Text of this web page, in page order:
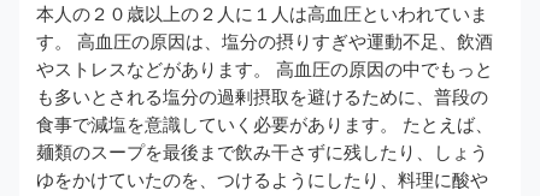
本人の２０歳以上の２人に１人は高血圧といわれていま
す。 高血圧の原因は、塩分の摂りすぎや運動不足、飲酒
やストレスなどがあります。 高血圧の原因の中でもっと
も多いとされる塩分の過剰摂取を避けるために、普段の
食事で減塩を意識していく必要があります。 たとえば、
麺類のスープを最後まで飲み干さずに残したり、しょう
ゆをかけていたのを、つけるようにしたり、料理に酸や